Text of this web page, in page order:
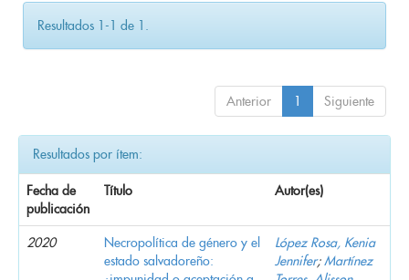
Resultados 1-1 de 1.
Anterior 1 Siguiente
Resultados por ítem:
Fecha de
publicación
Título Autor(es)
2020
Necropolítica de género y el
estado salvadoreño:
López Rosa, Kenia
Jennifer;Martínez